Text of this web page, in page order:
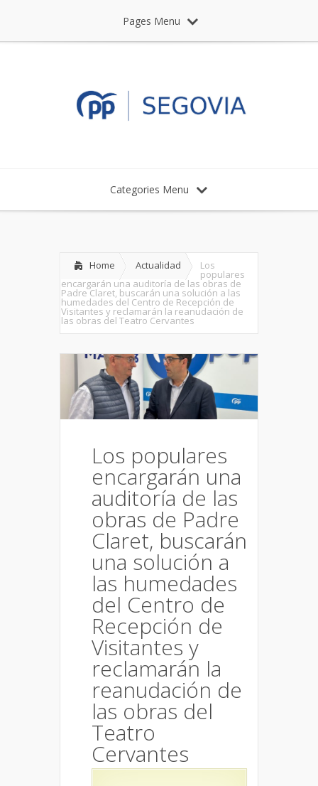
Pages Menu
Categories Menu
Home Actualidad Los
populares
encargarán una auditoría de las obras de
Padre Claret, buscarán una solución a las
humedades del Centro de Recepción de
Visitantes y reclamarán la reanudación de
las obras del Teatro Cervantes
Los populares
encargarán una
auditoría de las
obras de Padre
Claret, buscarán
una solución a
las humedades
del Centro de
Recepción de
Visitantes y
reclamarán la
reanudación de
las obras del
Teatro
Cervantes